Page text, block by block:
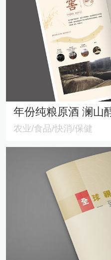
年份纯粮原酒 澜山
农业/食品/快消/保健